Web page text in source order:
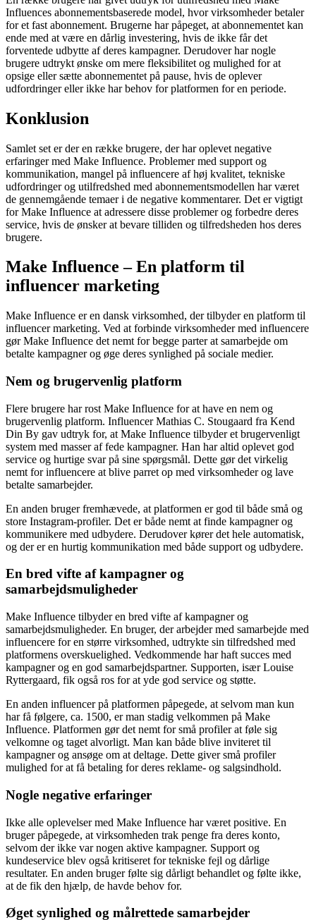
Influences abonnementsbaserede model, hvor virksomheder betaler
for et fast abonnement. Brugerne har påpeget, at abonnementet kan
ende med at være en dårlig investering, hvis de ikke får det
forventede udbytte af deres kampagner. Derudover har nogle
brugere udtrykt ønske om mere fleksibilitet og mulighed for at
opsige eller sætte abonnementet på pause, hvis de oplever
udfordringer eller ikke har behov for platformen for en periode.
Konklusion
Samlet set er der en række brugere, der har oplevet negative
erfaringer med Make Influence. Problemer med support og
kommunikation, mangel på influencere af høj kvalitet, tekniske
udfordringer og utilfredshed med abonnementsmodellen har været
de gennemgående temaer i de negative kommentarer. Det er vigtigt
for Make Influence at adressere disse problemer og forbedre deres
service, hvis de ønsker at bevare tilliden og tilfredsheden hos deres
brugere.
Make Influence – En platform til
influencer marketing
Make Influence er en dansk virksomhed, der tilbyder en platform til
influencer marketing. Ved at forbinde virksomheder med influencere
gør Make Influence det nemt for begge parter at samarbejde om
betalte kampagner og øge deres synlighed på sociale medier.
Nem og brugervenlig platform
Flere brugere har rost Make Influence for at have en nem og
brugervenlig platform. Influencer Mathias C. Stougaard fra Kend
Din By gav udtryk for, at Make Influence tilbyder et brugervenligt
system med masser af fede kampagner. Han har altid oplevet god
service og hurtige svar på sine spørgsmål. Dette gør det virkelig
nemt for influencere at blive parret op med virksomheder og lave
betalte samarbejder.
En anden bruger fremhævede, at platformen er god til både små og
store Instagram-profiler. Det er både nemt at finde kampagner og
kommunikere med udbydere. Derudover kører det hele automatisk,
og der er en hurtig kommunikation med både support og udbydere.
En bred vifte af kampagner og
samarbejdsmuligheder
Make Influence tilbyder en bred vifte af kampagner og
samarbejdsmuligheder. En bruger, der arbejder med samarbejde med
influencere for en større virksomhed, udtrykte sin tilfredshed med
platformens overskuelighed. Vedkommende har haft succes med
kampagner og en god samarbejdspartner. Supporten, især Louise
Ryttergaard, fik også ros for at yde god service og støtte.
En anden influencer på platformen påpegede, at selvom man kun
har få følgere, ca. 1500, er man stadig velkommen på Make
Influence. Platformen gør det nemt for små profiler at føle sig
velkomne og taget alvorligt. Man kan både blive inviteret til
kampagner og ansøge om at deltage. Dette giver små profiler
mulighed for at få betaling for deres reklame- og salgsindhold.
Nogle negative erfaringer
Ikke alle oplevelser med Make Influence har været positive. En
bruger påpegede, at virksomheden trak penge fra deres konto,
selvom der ikke var nogen aktive kampagner. Support og
kundeservice blev også kritiseret for tekniske fejl og dårlige
resultater. En anden bruger følte sig dårligt behandlet og følte ikke,
at de fik den hjælp, de havde behov for.
Øget synlighed og målrettede samarbejder